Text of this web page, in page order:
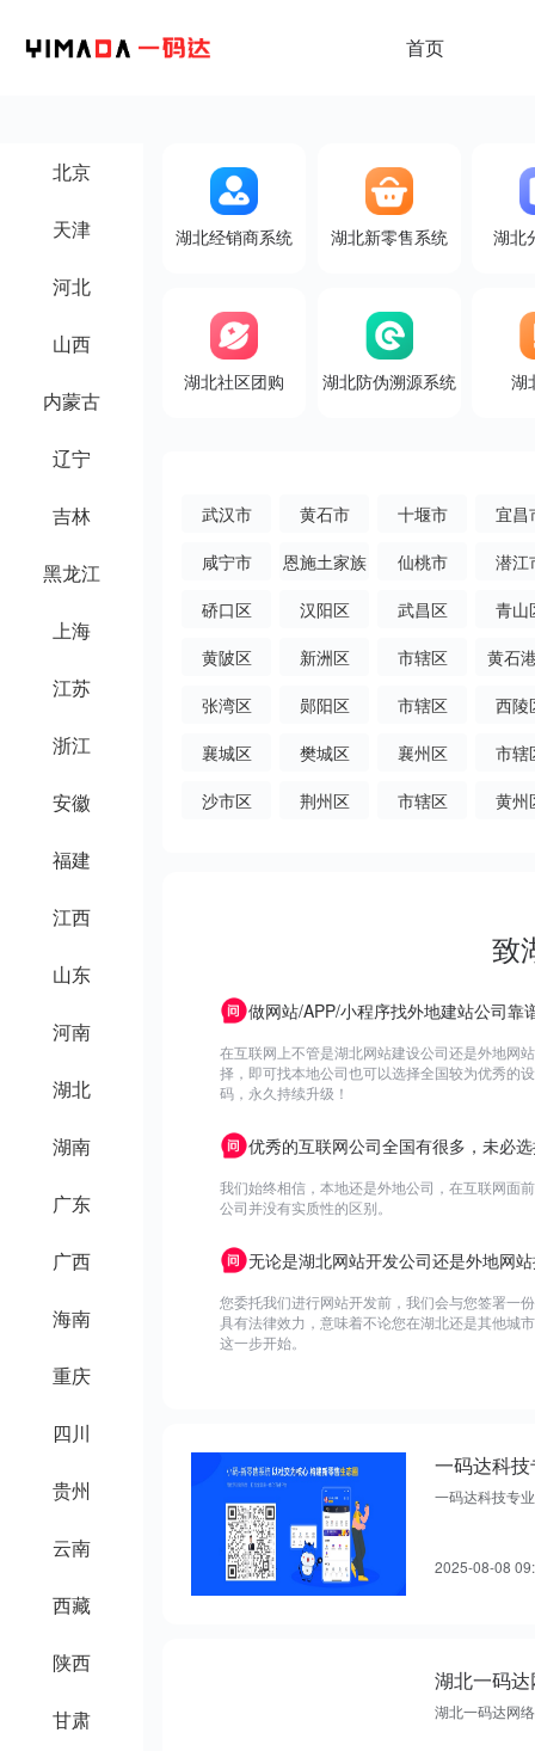
首页
北京
天津
河北
山西
内蒙古
辽宁
吉林
黑龙江
上海
江苏
浙江
安徽
福建
江西
山东
河南
湖北
湖南
广东
广西
海南
重庆
四川
贵州
云南
西藏
陕西
甘肃
湖北经销商系统 湖北新零售系统 湖北
湖北社区团购 湖北防伪溯源系统 湖
武汉市 黄石市 十堰市
宜昌
咸宁市
恩施土家族
苗族自治州
仙桃市
潜江
硚口区
汉阳区 武昌区
青山
黄陂区
新洲区 市辖区
黄石
张湾区
郧阳区 市辖区
西陵
襄城区
樊城区 襄州区
市辖
沙市区
荆州区 市辖区 黄州
致
做网站/APP/小程序找外地建站公司靠
在互联网上不管是湖北网站建设公司还是外地网
择，即可找本地公司也可以选择全国较为优秀的
码，永久持续升级！
优秀的互联网公司全国有很多，未必
我们始终相信，本地还是外地公司，在互联网面
公司并没有实质性的区别。
无论是湖北网站开发公司还是外地网
您委托我们进行网站开发前，我们会与您签署一
具有法律效力，意味着不论您在湖北还是其他城
这一步开始。
一码达科技专
2025-08-08
湖北一码
湖北一码达网